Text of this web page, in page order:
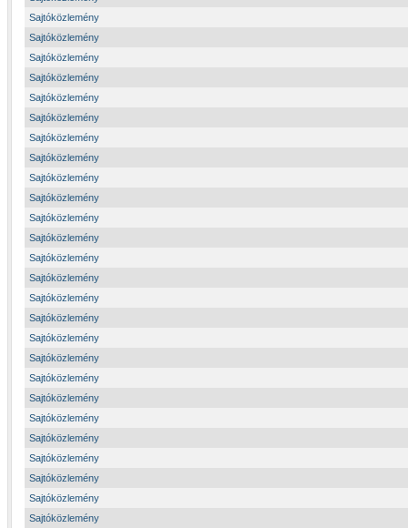
Sajtóközlemény
Sajtóközlemény
Sajtóközlemény
Sajtóközlemény
Sajtóközlemény
Sajtóközlemény
Sajtóközlemény
Sajtóközlemény
Sajtóközlemény
Sajtóközlemény
Sajtóközlemény
Sajtóközlemény
Sajtóközlemény
Sajtóközlemény
Sajtóközlemény
Sajtóközlemény
Sajtóközlemény
Sajtóközlemény
Sajtóközlemény
Sajtóközlemény
Sajtóközlemény
Sajtóközlemény
Sajtóközlemény
Sajtóközlemény
Sajtóközlemény
Sajtóközlemény